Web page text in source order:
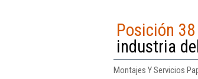
Posición 38
industria
Montajes Y Servicios